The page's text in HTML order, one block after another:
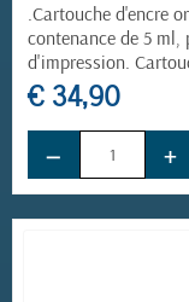
.Cartouche d'encre
contenance de 5 ml,
d'impression.
€ 34,90
− +